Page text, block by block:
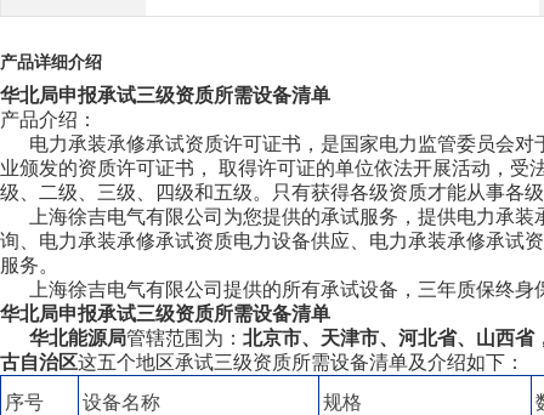
产品详细介绍
华北局申报承试三级资质所需设备清单
产品介绍：
电力承装承修承试资质许可证书，是国家电力监管委员会对
业颁发的资质许可证书， 取得许可证的单位依法开展活动，
级、二级、三级、四级和五级。只有获得各级资质才能从事各
上海徐吉电气有限公司为您提供的承试服务，提供电力承装
询、电力承装承修承试资质电力设备供应、电力承装承修承试
服务。
上海徐吉电气有限公司提供的所有承试设备，三年质保终身
华北局申报承试三级资质所需设备清单
华北能源局管辖范围为： 北京市、天津市、河北省、山西省
古自治区这五个地区承试三级资质所需设备清单及介绍如下：
序号
设备名称 规格